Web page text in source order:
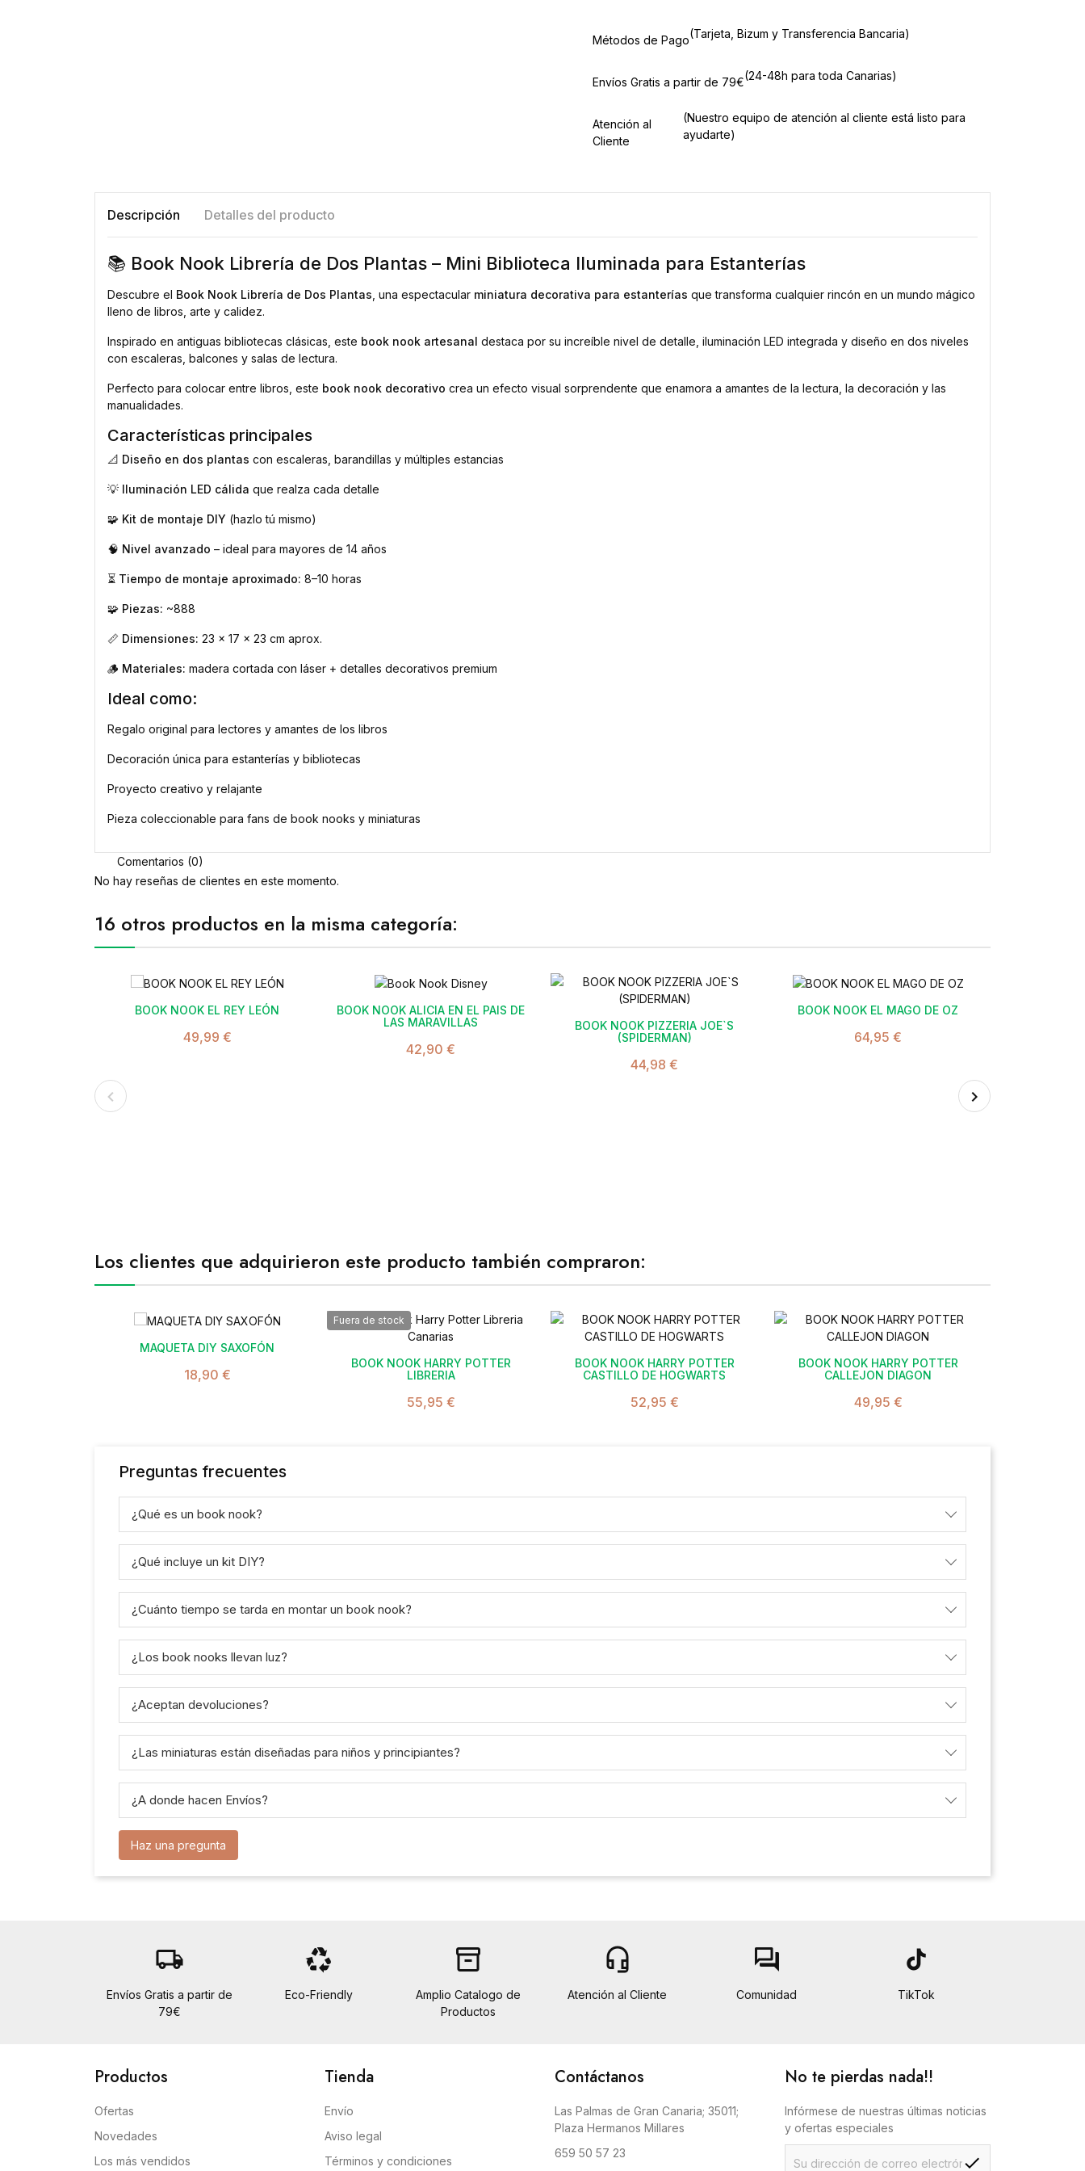
Métodos de Pago(Tarjeta, Bizum y Transferencia Bancaria)
Envíos Gratis a partir de 79€(24-48h para toda Canarias)
Atención al
Cliente
(Nuestro equipo de atención al cliente está listo para
ayudarte)
Descripción Detalles del producto
📚 Book Nook Librería de Dos Plantas – Mini Biblioteca Iluminada para Estanterías
Descubre el Book Nook Librería de Dos Plantas , una espectacular miniatura decorativa para estanterías que transforma cualquier rincón en un mundo mágico
lleno de libros, arte y calidez.
Inspirado en antiguas bibliotecas clásicas, este book nook artesanal destaca por su increíble nivel de detalle, iluminación LED integrada y diseño en dos niveles
con escaleras, balcones y salas de lectura.
Perfecto para colocar entre libros, este book nook decorativo crea un efecto visual sorprendente que enamora a amantes de la lectura, la decoración y las
manualidades.
Características principales
📐 Diseño en dos plantas con escaleras, barandillas y múltiples estancias
💡 Iluminación LED cálida que realza cada detalle
🧩 Kit de montaje DIY (hazlo tú mismo)
🧠 Nivel avanzado – ideal para mayores de 14 años
⏳ Tiempo de montaje aproximado: 8–10 horas
🧩 Piezas: ~888
📏 Dimensiones: 23 x 17 x 23 cm aprox.
🪵 Materiales: madera cortada con láser + detalles decorativos premium
Ideal como:
Regalo original para lectores y amantes de los libros
Decoración única para estanterías y bibliotecas
Proyecto creativo y relajante
Pieza coleccionable para fans de book nooks y miniaturas
Comentarios (0)
No hay reseñas de clientes en este momento.
16 otros productos en la misma categoría:

BOOK NOOK EL REY LEÓN
49,99 €

BOOK NOOK ALICIA EN EL PAIS DE
LAS MARAVILLAS
42,90 €

BOOK NOOK PIZZERIA JOE`S
(SPIDERMAN)
44,98 €

BOOK NOOK EL MAGO DE OZ
64,95 €
Los clientes que adquirieron este producto también compraron:

MAQUETA DIY SAXOFÓN
18,90 €
Fuera de stock

BOOK NOOK HARRY POTTER
LIBRERIA
55,95 €

BOOK NOOK HARRY POTTER
CASTILLO DE HOGWARTS
52,95 €

BOOK NOOK HARRY POTTER
CALLEJON DIAGON
49,95 €
Preguntas frecuentes
¿Qué es un book nook?
¿Qué incluye un kit DIY?
¿Cuánto tiempo se tarda en montar un book nook?
¿Los book nooks llevan luz?
¿Aceptan devoluciones?
¿Las miniaturas están diseñadas para niños y principiantes?
¿A donde hacen Envíos?
Haz una pregunta
local_shipping
Envíos Gratis a partir de
79€
recycling
Eco-Friendly
inventory_2
Amplio Catalogo de
Productos
headset_mic
Atención al Cliente
forum
Comunidad
tiktok
TikTok
Productos
Ofertas
Novedades
Los más vendidos
Tienda
Envío
Aviso legal
Términos y condiciones
Contáctanos
Las Palmas de Gran Canaria; 35011;
Plaza Hermanos Millares
659 50 57 23
No te pierdas nada!!
Infórmese de nuestras últimas noticias
y ofertas especiales